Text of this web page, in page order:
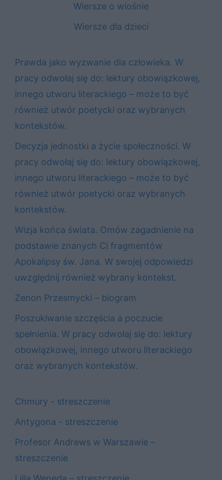
Wiersze o wiośnie
Wiersze dla dzieci
Prawda jako wyzwanie dla człowieka. W
pracy odwołaj się do: lektury obowiązkowej,
innego utworu literackiego – może to być
również utwór poetycki oraz wybranych
kontekstów.
Decyzja jednostki a życie społeczności. W
pracy odwołaj się do: lektury obowiązkowej,
innego utworu literackiego – może to być
również utwór poetycki oraz wybranych
kontekstów.
Wizja końca świata. Omów zagadnienie na
podstawie znanych Ci fragmentów
Apokalipsy św. Jana. W swojej odpowiedzi
uwzględnij również wybrany kontekst.
Zenon Przesmycki – biogram
Poszukiwanie szczęścia a poczucie
spełnienia. W pracy odwołaj się do: lektury
obowiązkowej, innego utworu literackiego
oraz wybranych kontekstów.
Chmury - streszczenie
Antygona - streszczenie
Profesor Andrews w Warszawie –
streszczenie